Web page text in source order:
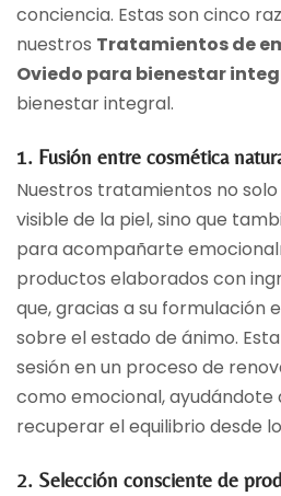
conciencia. Estas son cinco
nuestros Tratamientos de
Oviedo para bienestar
bienestar integral.
1. Fusión entre cosmética
Nuestros tratamientos no
visible de la piel, sino que
para acompañarte
productos elaborados con
que, gracias a su formulación
sobre el estado de ánimo.
sesión en un proceso de
como emocional, ayudándote
recuperar el equilibrio desde
2. Selección consciente de